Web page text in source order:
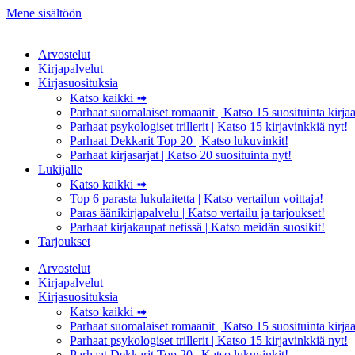
Mene sisältöön
Arvostelut
Kirjapalvelut
Kirjasuosituksia
Katso kaikki ➟
Parhaat suomalaiset romaanit | Katso 15 suosituinta
Parhaat psykologiset trillerit | Katso 15 kirjavinkkiä nyt!
Parhaat Dekkarit Top 20 | Katso lukuvinkit!
Parhaat kirjasarjat | Katso 20 suosituinta nyt!
Lukijalle
Katso kaikki ➟
Top 6 parasta lukulaitetta | Katso vertailun voittaja!
Paras äänikirjapalvelu | Katso vertailu ja tarjoukset!
Parhaat kirjakaupat netissä | Katso meidän suosikit!
Tarjoukset
Arvostelut
Kirjapalvelut
Kirjasuosituksia
Katso kaikki ➟
Parhaat suomalaiset romaanit | Katso 15 suosituinta
Parhaat psykologiset trillerit | Katso 15 kirjavinkkiä nyt!